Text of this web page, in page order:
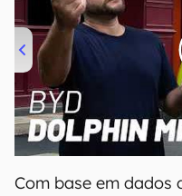
00:00/04:07
Com base em dados